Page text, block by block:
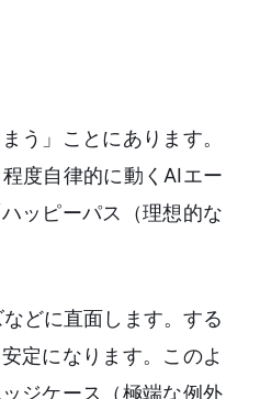
う」ことにあります。
度自律的に動くAIエー
ッピーパス（理想的な
どに直面します。する
定になります。このよ
ジケース（極端な例外